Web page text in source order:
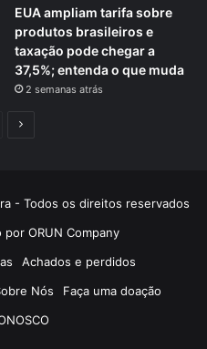
EUA ampliam tarifa sobre
produtos brasileiros e
taxação pode chegar a
37,5%; entenda o que muda
2 semanas atrás
Próxima
- Todos os direitos reservados
ORUN Company
Achados e perdidos
Nós
Faça uma doação